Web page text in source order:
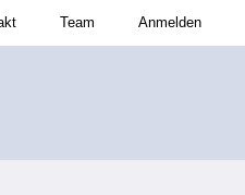
Team Anmelden